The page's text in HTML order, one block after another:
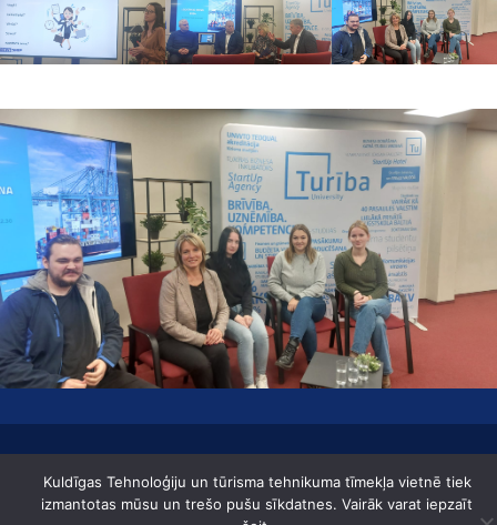
Lapas karte Datu aizsardzības regula Izstrādātājs: Aģentūra zīle
Kuldīgas tehnoloģiju un tūrisma tehnikums © 2019
Kuldīgas Tehnoloģiju un tūrisma tehnikuma tīmekļa vietnē tiek
izmantotas mūsu un trešo pušu sīkdatnes. Vairāk varat iepzaīt